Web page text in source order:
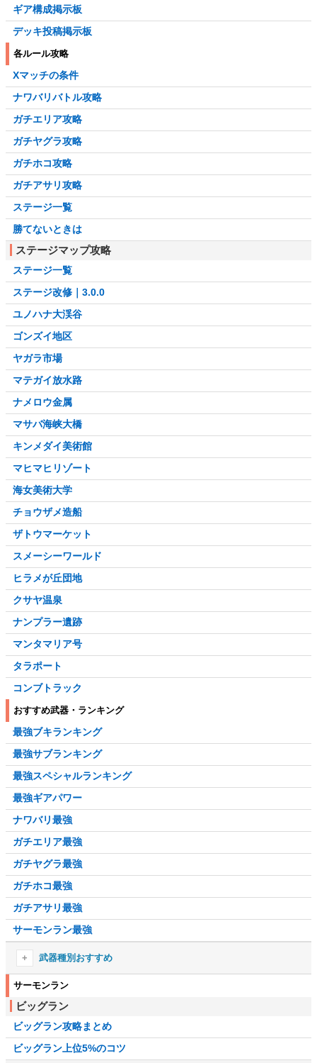
ギア構成掲示板
デッキ投稿掲示板
各ルール攻略
Xマッチの条件
ナワバリバトル攻略
ガチエリア攻略
ガチヤグラ攻略
ガチホコ攻略
ガチアサリ攻略
ステージ一覧
勝てないときは
ステージマップ攻略
ステージ一覧
ステージ改修｜3.0.0
ユノハナ大渓谷
ゴンズイ地区
ヤガラ市場
マテガイ放水路
ナメロウ金属
マサバ海峡大橋
キンメダイ美術館
マヒマヒリゾート
海女美術大学
チョウザメ造船
ザトウマーケット
スメーシーワールド
ヒラメが丘団地
クサヤ温泉
ナンプラー遺跡
マンタマリア号
タラポート
コンブトラック
おすすめ武器・ランキング
最強ブキランキング
最強サブランキング
最強スペシャルランキング
最強ギアパワー
ナワバリ最強
ガチエリア最強
ガチヤグラ最強
ガチホコ最強
ガチアサリ最強
サーモンラン最強
武器種別おすすめ
シューターおすすめ
ブラスターおすすめ
ローラーおすすめ
フデおすすめ
サーモンラン
ビッグラン
ビッグラン攻略まとめ
ビッグラン上位5%のコツ